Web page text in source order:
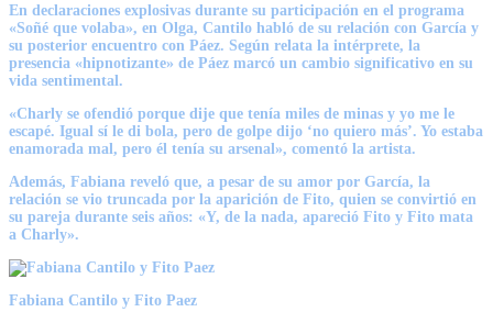
En declaraciones explosivas durante su participación en el programa
«Soñé que volaba», en Olga, Cantilo habló de su relación con García y
su posterior encuentro con Páez. Según relata la intérprete, la
presencia «hipnotizante» de Páez marcó un cambio significativo en su
vida sentimental.
«Charly se ofendió porque dije que tenía miles de minas y yo me le
escapé. Igual sí le di bola, pero de golpe dijo ‘no quiero más’. Yo estaba
enamorada mal, pero él tenía su arsenal», comentó la artista.
Además, Fabiana reveló que, a pesar de su amor por García, la
relación se vio truncada por la aparición de Fito, quien se convirtió en
su pareja durante seis años: «Y, de la nada, apareció Fito y Fito mata
a Charly».
Fabiana Cantilo y Fito Paez